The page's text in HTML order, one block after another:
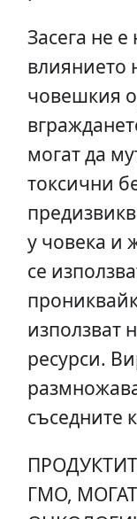
Засега не
влиянието
човешкия
могат да
токсични
у човека и
се
използват
ресурси.
съседните
ГМО,